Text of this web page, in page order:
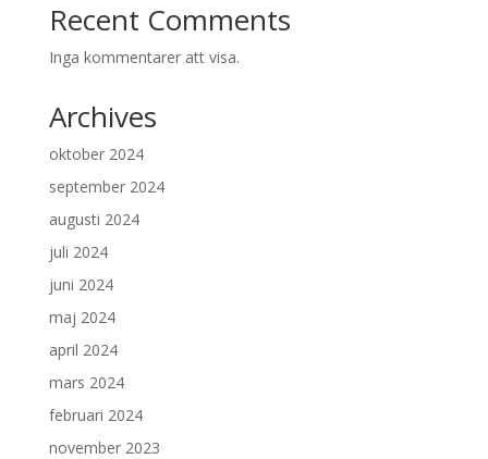
Recent Comments
Inga kommentarer att visa.
Archives
oktober 2024
september 2024
augusti 2024
juli 2024
juni 2024
maj 2024
april 2024
mars 2024
februari 2024
november 2023